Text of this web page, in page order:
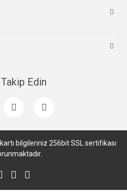
Edin
bilgileriniz 256bit SSL sertifikası